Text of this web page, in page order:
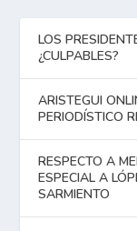
LOS
¿CULPABLES?
ARISTEGUI
PERIODÍSTICO
RESPECTO A
ESPECIAL A
SARMIENTO